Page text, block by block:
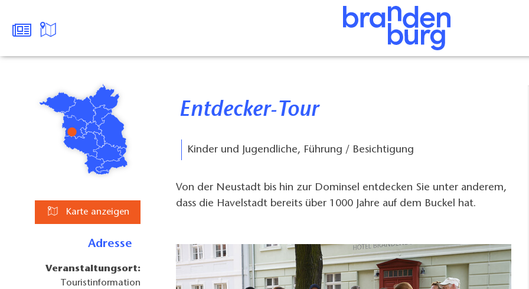
Karte anzeigen
Adresse
Veranstaltungsort:
Touristinformation
Entdecker-Tour
Kinder und Jugendliche, Führung / Besichtigung
Von der Neustadt bis hin zur Dominsel entdecken Sie unter anderem,
dass die Havelstadt bereits über 1000 Jahre auf dem Buckel hat.